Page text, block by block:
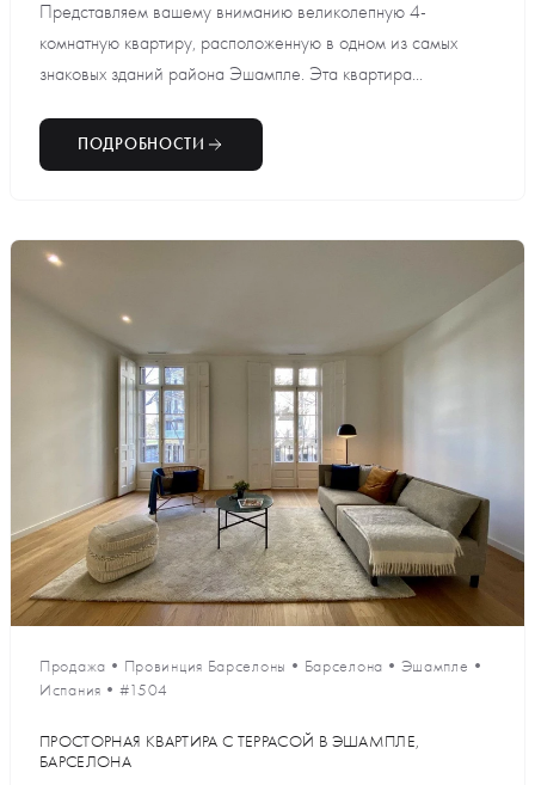
Представляем вашему вниманию великолепную 4-
комнатную квартиру, расположенную в одном из самых
знаковых зданий района Эшампле. Эта квартира...
ПОДРОБНОСТИ
Продажа • Провинция Барселоны • Барселона • Эшампле •
Испания • #1504
ПРОСТОРНАЯ КВАРТИРА С ТЕРРАСОЙ В ЭШАМПЛЕ,
БАРСЕЛОНА